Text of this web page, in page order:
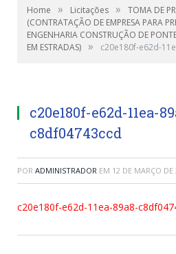
Home » Licitações »
TOMA DE
(CONTRATAÇÃO DE EMPRESA PARA
ENGENHARIA CONSTRUÇÃO DE
EM ESTRADAS) » c20e180f-e62d-
c20e180f-e62d-11ea-
c8df04743ccd
POR ADMINISTRADOR EM 12 DE MARÇO DE
c20e180f-e62d-11ea-89a8-